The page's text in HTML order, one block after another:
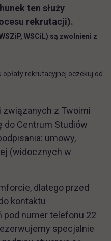
ten służy
rekrutacji).
WSCiL) są zwolnieni z
rekrutacyjnej oczekuj od
związanych z Twoimi
do Centrum Studiów
umowy,
(widocznych w
dlatego przed
kontaktu
numer telefonu 22
specjalnie